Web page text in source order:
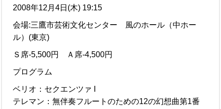
2008年12月4日(木) 19:15
会場:三鷹市芸術文化センター 風のホール（中ホー
ル）(東京)
Ｓ席-5,500円 Ａ席-4,500円
プログラム
ベリオ：セクエンツァ I
テレマン：無伴奏フルートのための12の幻想曲第1番